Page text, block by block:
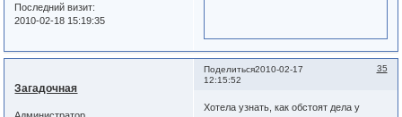
Последний визит:
2010-02-18 15:19:35
Поделиться 35
2010-02-17
12:15:52
Загадочная
Администратор
Хотела узнать, как обстоят дела у